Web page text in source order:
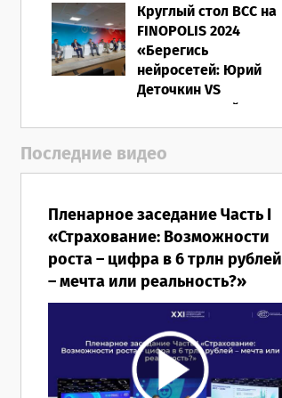
Круглый стол ВСС на
FINOPOLIS 2024
«Берегись
нейросетей: Юрий
Деточкин VS
искусственный
интеллект»
12.11.2024
Последние видео
Пленарное заседание Часть I
«Страхование: Возможности
роста – цифра в 6 трлн рублей
– мечта или реальность?»